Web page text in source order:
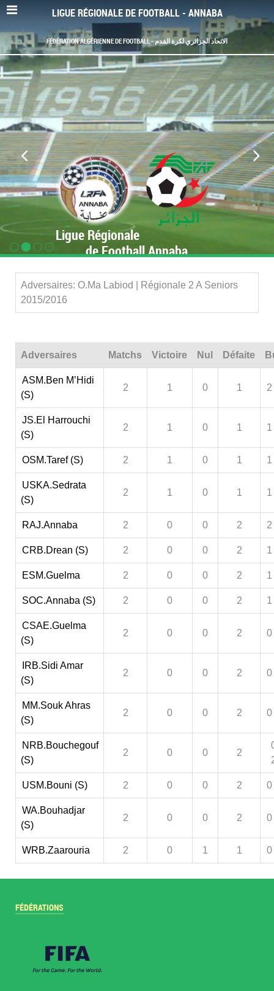
LIGUE RÉGIONALE DE FOOTBALL - ANNABA
FÉDÉRATION ALGÉRIENNE DE FOOTBALL - الاتحاد الجزائري لكرة القدم
Ligue Régionale
de Football Annaba
Adversaires: O.Ma Labiod | Régionale 2 A Seniors
2015/2016
Adversaires Matchs Victoire Nul Défaite
ASM.Ben M’Hidi
(S)
2 1 0 1 2
JS.El Harrouchi
(S)
2 1 0 1 1
OSM.Taref (S) 2 1 0 1 1
USKA.Sedrata
(S)
2 1 0 1 1
RAJ.Annaba 2 0 0 2 2
CRB.Drean (S) 2 0 0 2 1
ESM.Guelma 2 0 0 2 1
SOC.Annaba (S) 2 0 0 2 1
CSAE.Guelma
(S)
2 0 0 2 0
IRB.Sidi Amar
(S)
2 0 0 2 0
MM.Souk Ahras
(S)
2 0 0 2 0
NRB.Bouchegouf
(S)
2 0 0 2
USM.Bouni (S) 2 0 0 2 0
WA.Bouhadjar
(S)
2 0 0 2 0
WRB.Zaarouria 2 0 1 1 0
FÉDÉRATIONS